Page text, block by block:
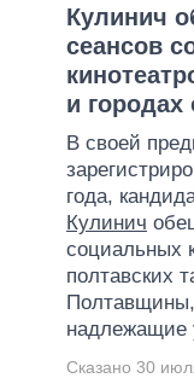
Кулинич
сеансов
и городах
В своей
года,
Кулинич
социальных
полтавских
Полтавщины,
надлежащие
Сказано 30